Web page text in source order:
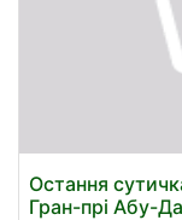
Остання
Гран-прі Абу-